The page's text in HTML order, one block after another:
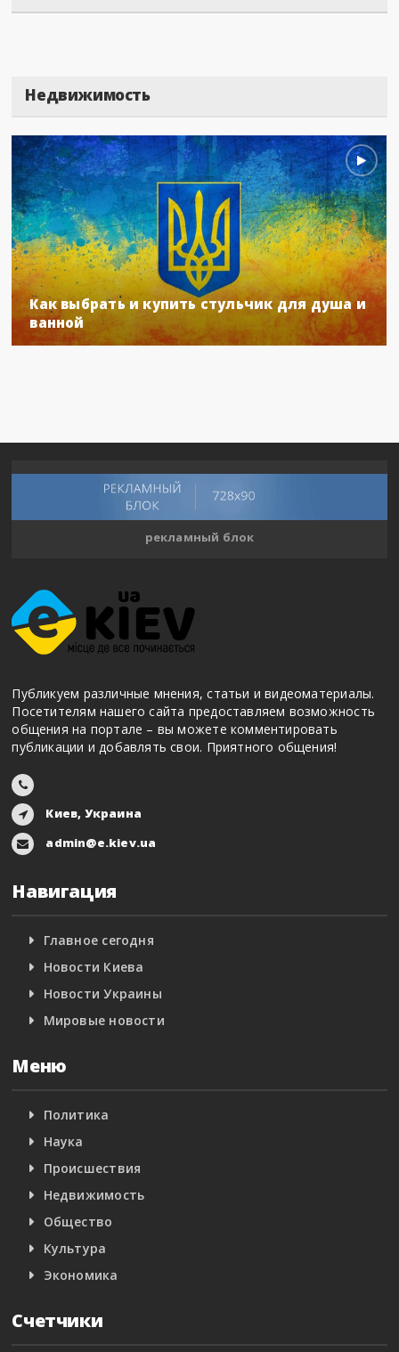
Недвижимость
Как выбрать и купить стульчик для душа и
ванной
рекламный блок
Публикуем различные мнения, статьи и видеоматериалы.
Посетителям нашего сайта предоставляем возможность
общения на портале – вы можете комментировать
публикации и добавлять свои. Приятного общения!
Киев, Украина
admin@e.kiev.ua
Навигация
Главное сегодня
Новости Киева
Новости Украины
Мировые новости
Меню
Политика
Наука
Происшествия
Недвижимость
Общество
Культура
Экономика
Счетчики